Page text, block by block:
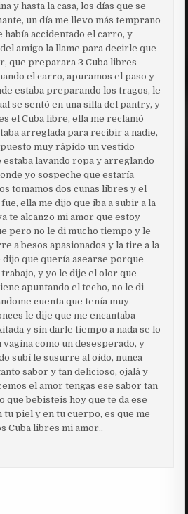
y hasta la casa, los días que se
un día me llevo más temprano
había accidentado el carro, y
amigo la llame para decirle que
que preparara 3 Cuba libres
el carro, apuramos el paso y
estaba preparando los tragos, le
se sentó en una silla del pantry, y
el Cuba libre, ella me reclamó
arreglada para recibir a nadie,
puesto muy rápido un vestido
lavando ropa y arreglando
yo sospeche que estaría
tomamos dos cunas libres y el
ella me dijo que iba a subir a la
te alcanzo mi amor que estoy
pero no le di mucho tiempo y le
a besos apasionados y la tire a la
dijo que quería asearse porque
trabajo, y yo le dije el olor que
apuntando el techo, no le di
cuenta que tenía muy
le dije que me encantaba
y sin darle tiempo a nada se lo
vagina como un desesperado, y
subí le susurre al oído, nunca
sabor y tan delicioso, ojalá y
el amor tengas ese sabor tan
que bebisteis hoy que te da ese
piel y en tu cuerpo, es que me
Cuba libres mi amor..